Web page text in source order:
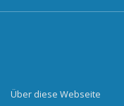
Über diese Webseite